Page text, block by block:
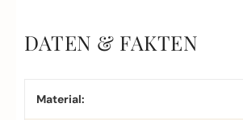
DATEN & FAKTEN
Material: